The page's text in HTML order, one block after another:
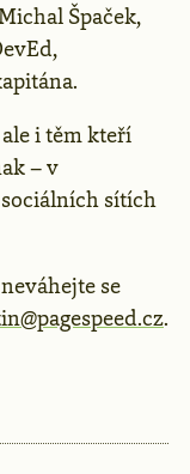
Špaček,
i těm kteří
– v
sítích
se
.